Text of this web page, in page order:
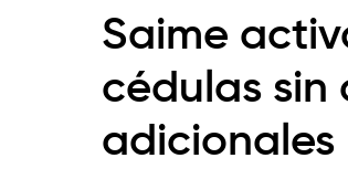
Saime
cédulas sin
adicionales